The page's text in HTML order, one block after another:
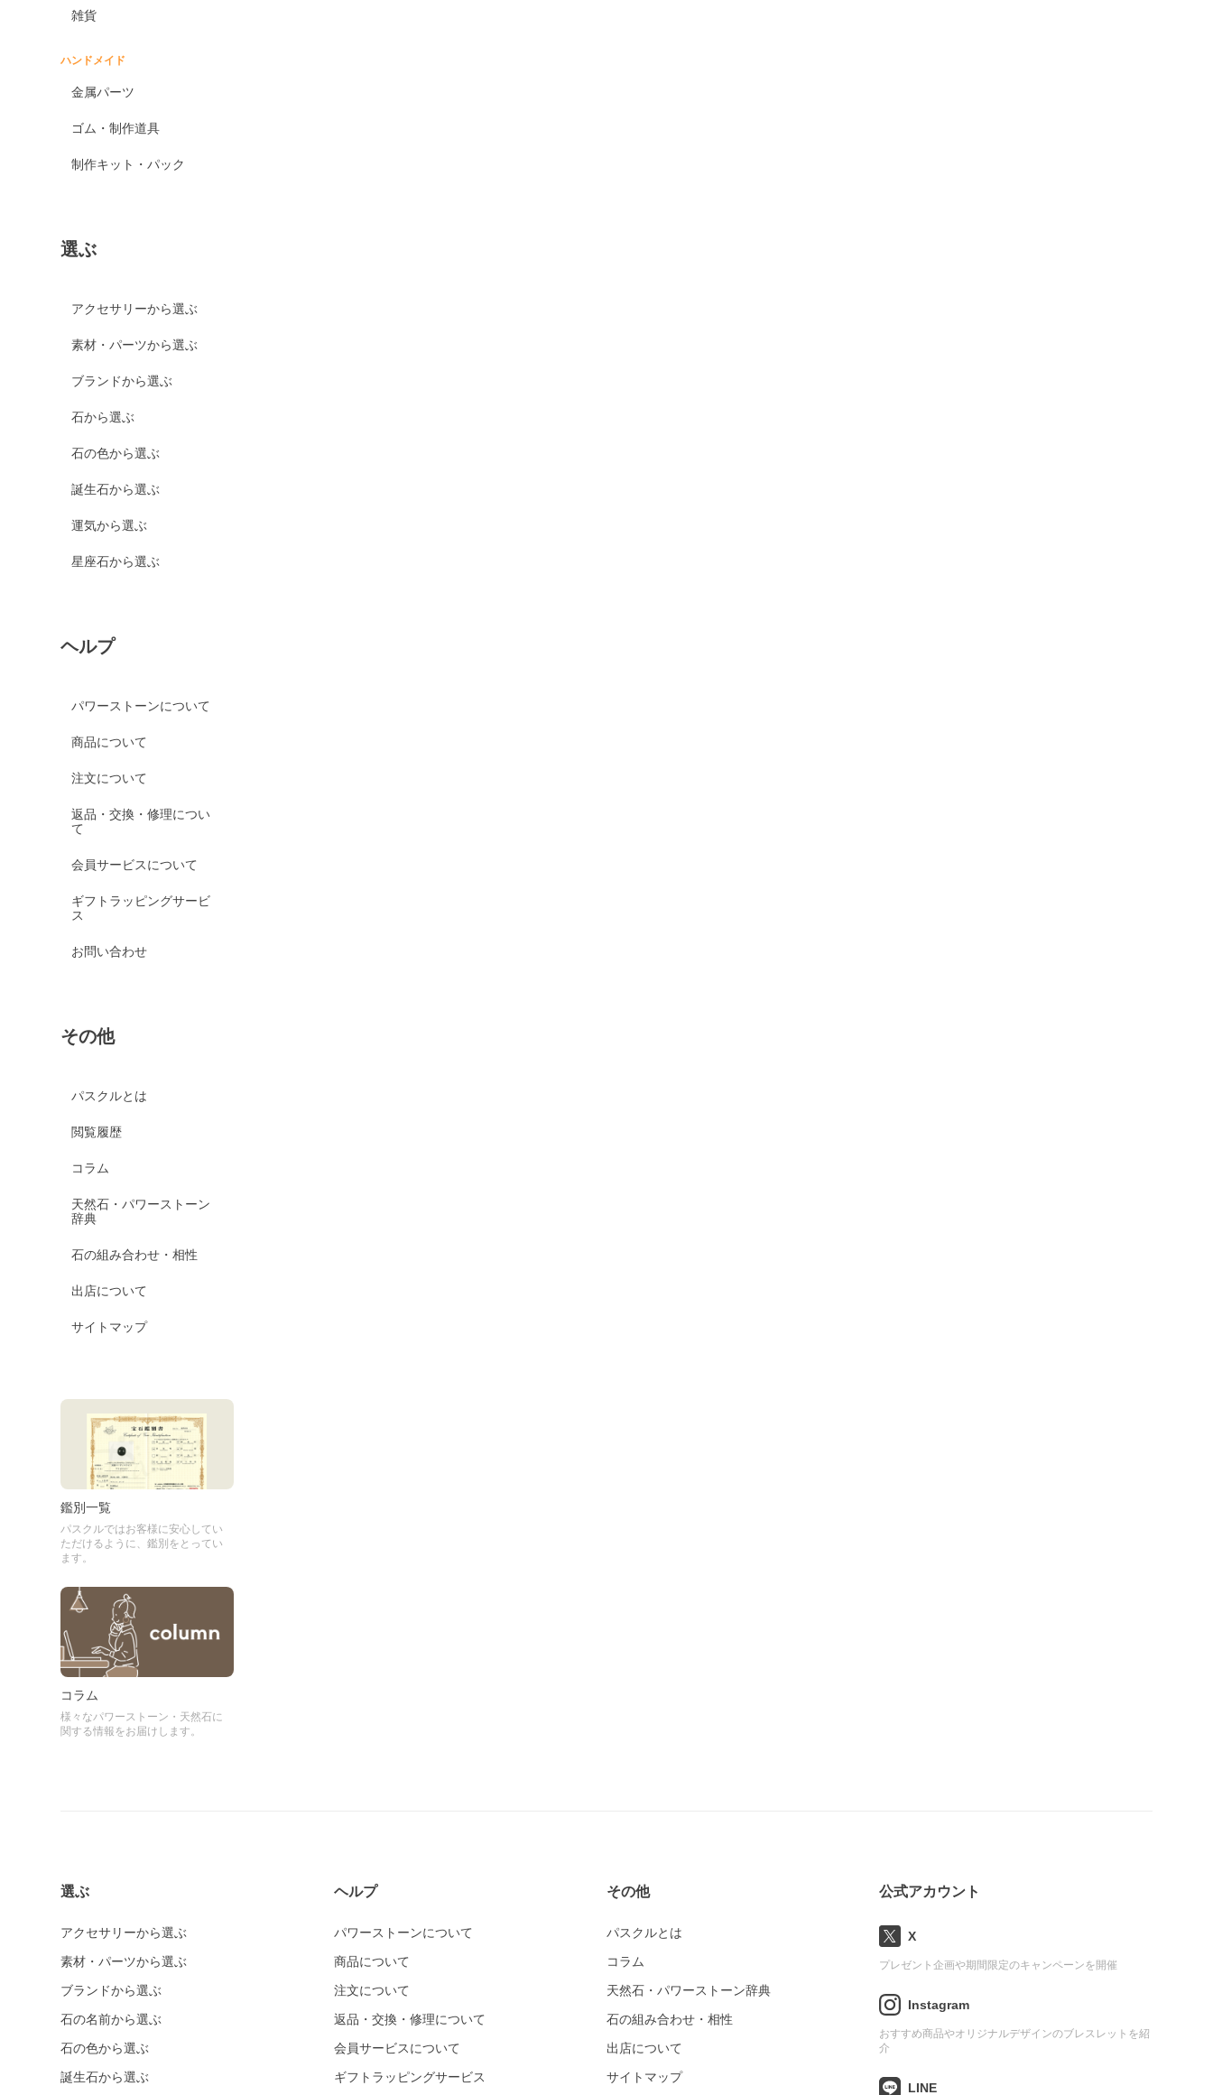
雑貨
ハンドメイド
金属パーツ
ゴム・制作道具
制作キット・パック
選ぶ
アクセサリーから選ぶ
素材・パーツから選ぶ
ブランドから選ぶ
石から選ぶ
石の色から選ぶ
誕生石から選ぶ
運気から選ぶ
星座石から選ぶ
ヘルプ
パワーストーンについて
商品について
注文について
返品・交換・修理につい
て
会員サービスについて
ギフトラッピングサービ
ス
お問い合わせ
その他
パスクルとは
閲覧履歴
コラム
天然石・パワーストーン
辞典
石の組み合わせ・相性
出店について
サイトマップ
鑑別一覧
パスクルではお客様に安心してい
ただけるように、鑑別をとってい
ます。
コラム
様々なパワーストーン・天然石に
関する情報をお届けします。
選ぶ
アクセサリーから選ぶ
素材・パーツから選ぶ
ブランドから選ぶ
石の名前から選ぶ
石の色から選ぶ
誕生石から選ぶ
ヘルプ
パワーストーンについて
商品について
注文について
返品・交換・修理について
会員サービスについて
ギフトラッピングサービス
その他
パスクルとは
コラム
天然石・パワーストーン辞典
石の組み合わせ・相性
出店について
サイトマップ
公式アカウント
X
プレゼント企画や期間限定のキャンペーンを開催
Instagram
おすすめ商品やオリジナルデザインのブレスレットを紹
介
LINE